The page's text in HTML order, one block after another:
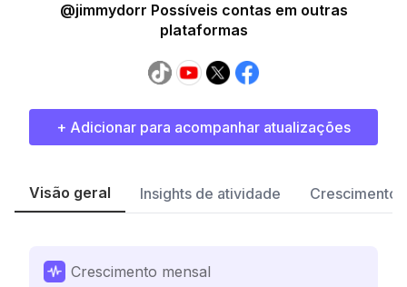
@jimmydorr Possíveis contas em outras
plataformas
+ Adicionar para acompanhar atualizações
Visão geral Insights de atividade Crescimento
Crescimento mensal